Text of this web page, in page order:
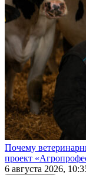
Почему
проект
6 августа 2026,